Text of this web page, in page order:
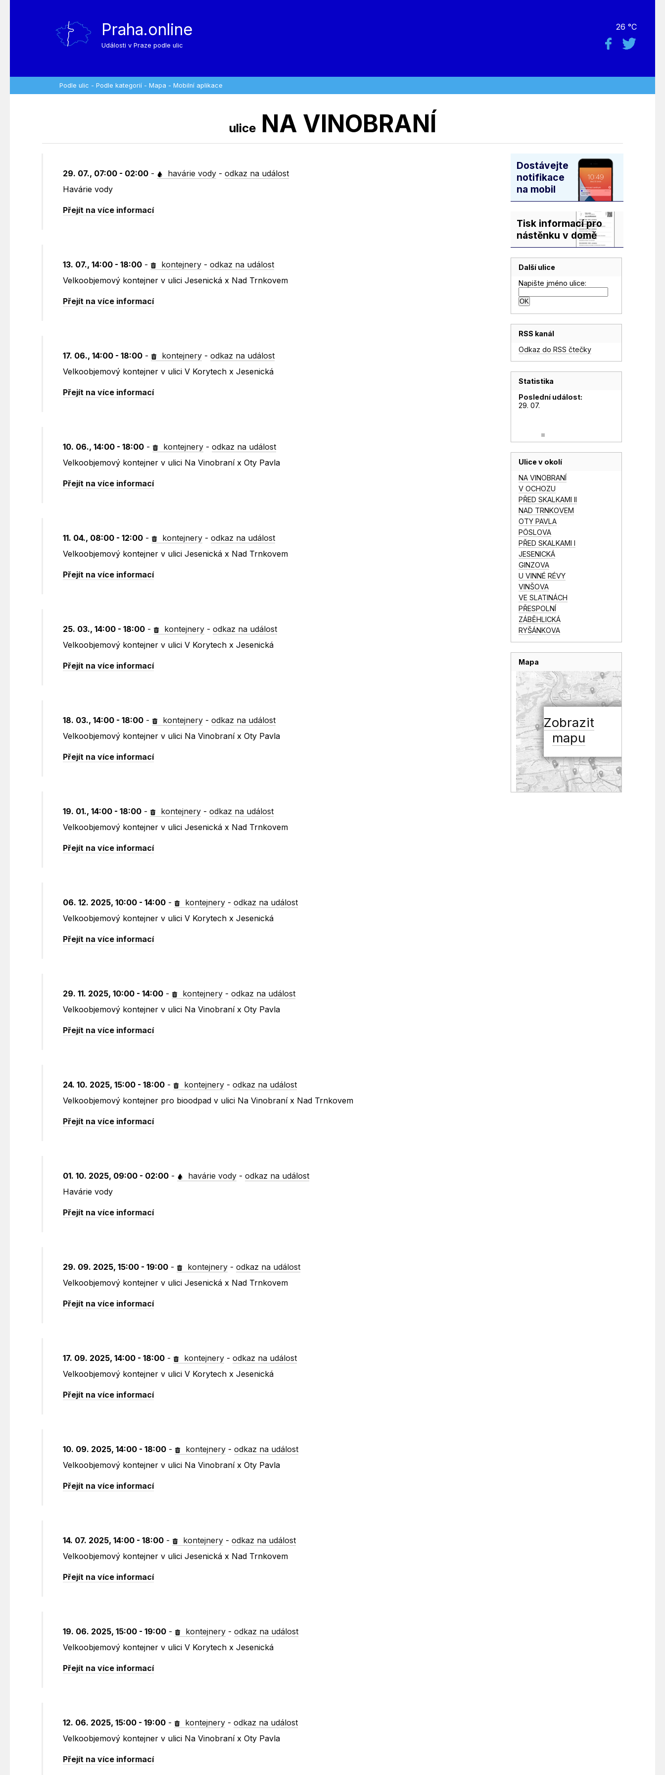
Praha.online
Události v Praze podle ulic
26 °C
Podle ulic - Podle kategorií - Mapa - Mobilní aplikace
uliceNA VINOBRANÍ
29. 07., 07:00 - 02:00 - havárie vody -odkaz na událost
Havárie vody
Přejít na více informací
13. 07., 14:00 - 18:00 - kontejnery -odkaz na událost
Velkoobjemový kontejner v ulici Jesenická x Nad Trnkovem
Přejít na více informací
17. 06., 14:00 - 18:00 - kontejnery -odkaz na událost
Velkoobjemový kontejner v ulici V Korytech x Jesenická
Přejít na více informací
10. 06., 14:00 - 18:00 - kontejnery -odkaz na událost
Velkoobjemový kontejner v ulici Na Vinobraní x Oty Pavla
Přejít na více informací
11. 04., 08:00 - 12:00 - kontejnery -odkaz na událost
Velkoobjemový kontejner v ulici Jesenická x Nad Trnkovem
Přejít na více informací
25. 03., 14:00 - 18:00 - kontejnery -odkaz na událost
Velkoobjemový kontejner v ulici V Korytech x Jesenická
Přejít na více informací
18. 03., 14:00 - 18:00 - kontejnery -odkaz na událost
Velkoobjemový kontejner v ulici Na Vinobraní x Oty Pavla
Přejít na více informací
19. 01., 14:00 - 18:00 - kontejnery -odkaz na událost
Velkoobjemový kontejner v ulici Jesenická x Nad Trnkovem
Přejít na více informací
06. 12. 2025, 10:00 - 14:00 - kontejnery -odkaz na událost
Velkoobjemový kontejner v ulici V Korytech x Jesenická
Přejít na více informací
29. 11. 2025, 10:00 - 14:00 - kontejnery -odkaz na událost
Velkoobjemový kontejner v ulici Na Vinobraní x Oty Pavla
Přejít na více informací
24. 10. 2025, 15:00 - 18:00 - kontejnery -odkaz na událost
Velkoobjemový kontejner pro bioodpad v ulici Na Vinobraní x Nad Trnkovem
Přejít na více informací
01. 10. 2025, 09:00 - 02:00 - havárie vody -odkaz na událost
Havárie vody
Přejít na více informací
29. 09. 2025, 15:00 - 19:00 - kontejnery -odkaz na událost
Velkoobjemový kontejner v ulici Jesenická x Nad Trnkovem
Přejít na více informací
17. 09. 2025, 14:00 - 18:00 - kontejnery -odkaz na událost
Velkoobjemový kontejner v ulici V Korytech x Jesenická
Přejít na více informací
10. 09. 2025, 14:00 - 18:00 - kontejnery -odkaz na událost
Velkoobjemový kontejner v ulici Na Vinobraní x Oty Pavla
Přejít na více informací
14. 07. 2025, 14:00 - 18:00 - kontejnery -odkaz na událost
Velkoobjemový kontejner v ulici Jesenická x Nad Trnkovem
Přejít na více informací
19. 06. 2025, 15:00 - 19:00 - kontejnery -odkaz na událost
Velkoobjemový kontejner v ulici V Korytech x Jesenická
Přejít na více informací
12. 06. 2025, 15:00 - 19:00 - kontejnery -odkaz na událost
Velkoobjemový kontejner v ulici Na Vinobraní x Oty Pavla
Přejít na více informací
Dostávejte
notifikace
na mobil
Tisk informací pro
nástěnku v domě
Další ulice
Napište jméno ulice:
RSS kanál
Odkaz do RSS čtečky
Statistika
Poslední událost:
29. 07.
Ulice v okolí
NA VINOBRANÍ
V OCHOZU
PŘED SKALKAMI II
NAD TRNKOVEM
OTY PAVLA
PÖSLOVA
PŘED SKALKAMI I
JESENICKÁ
GINZOVA
U VINNÉ RÉVY
VINŠOVA
VE SLATINÁCH
PŘESPOLNÍ
ZÁBĚHLICKÁ
RYŠÁNKOVA
Mapa
Zobrazit
mapu